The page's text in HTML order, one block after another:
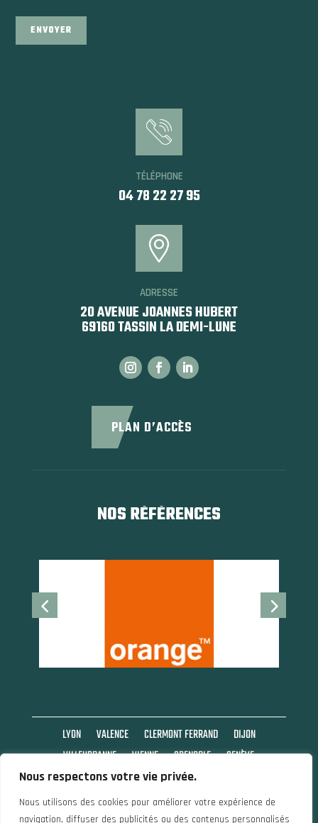
Nous respectons votre vie privée.
Nous utilisons des cookies pour améliorer votre expérience de
navigation, diffuser des publicités ou des contenus personnalisés
ENVOYER
TÉLÉPHONE
04 78 22 27 95
ADRESSE
20 AVENUE JOANNES HUBERT
69160 TASSIN LA DEMI-LUNE
PLAN D’ACCÈS
NOS RÉFÉRENCES
LYON VALENCE CLERMONT FERRAND
DIJON
VILLEURBANNE
VIENNE GRENOBLE
GENÈVE
SAINT ETIENNE